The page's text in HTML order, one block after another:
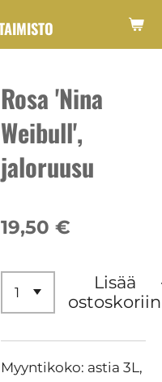
Rosa 'Nina
Weibull',
jaloruusu
19,50 €
Lisää
ostoskoriin
Myyntikoko: astia 3L,